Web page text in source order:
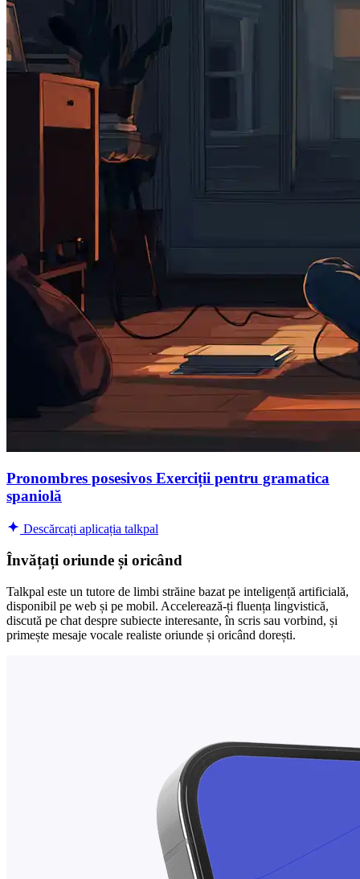
Pronombres posesivos Exerciții pentru gramatica
spaniolă
Descărcați aplicația talkpal
Învățați oriunde și oricând
Talkpal este un tutore de limbi străine bazat pe inteligență artificială,
disponibil pe web și pe mobil. Accelerează-ți fluența lingvistică,
discută pe chat despre subiecte interesante, în scris sau vorbind, și
primește mesaje vocale realiste oriunde și oricând dorești.